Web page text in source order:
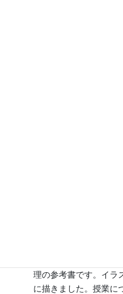
理の参考書です。イラ
に描きました。授業に